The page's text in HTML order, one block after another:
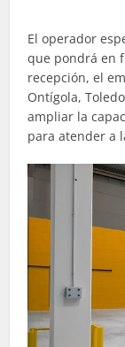
El operador
que pondrá en
recepción, el
Ontígola,
ampliar la
para atender a